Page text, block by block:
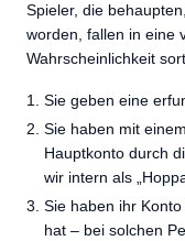
Spieler, die
worden, fallen in eine
Wahrscheinlichkeit
Sie geben eine
Sie haben mit
Hauptkonto durch
wir intern als
Sie haben ihr
hat – bei solchen